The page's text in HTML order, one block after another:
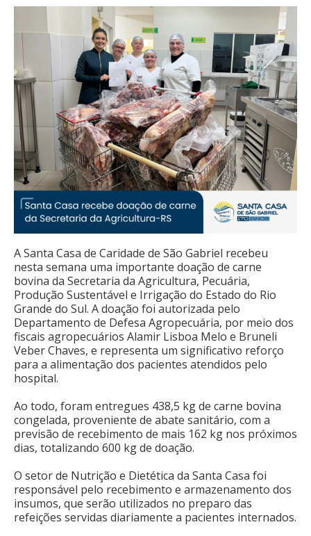
A Santa Casa de Caridade de São Gabriel recebeu
nesta semana uma importante doação de carne
bovina da Secretaria da Agricultura, Pecuária,
Produção Sustentável e Irrigação do Estado do Rio
Grande do Sul. A doação foi autorizada pelo
Departamento de Defesa Agropecuária, por meio dos
fiscais agropecuários Alamir Lisboa Melo e Bruneli
Veber Chaves, e representa um significativo reforço
para a alimentação dos pacientes atendidos pelo
hospital.
Ao todo, foram entregues 438,5 kg de carne bovina
congelada, proveniente de abate sanitário, com a
previsão de recebimento de mais 162 kg nos próximos
dias, totalizando 600 kg de doação.
O setor de Nutrição e Dietética da Santa Casa foi
responsável pelo recebimento e armazenamento dos
insumos, que serão utilizados no preparo das
refeições servidas diariamente a pacientes internados.